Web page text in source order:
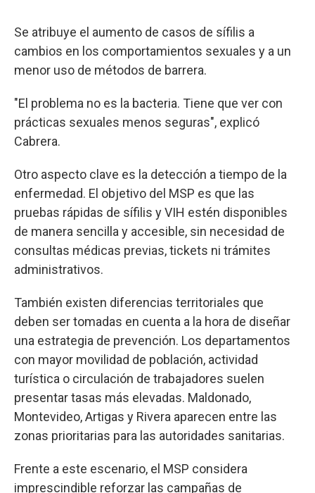
Se atribuye el aumento de casos de sífilis a
cambios en los comportamientos sexuales y a un
menor uso de métodos de barrera.
"El problema no es la bacteria. Tiene que ver con
prácticas sexuales menos seguras", explicó
Cabrera.
Otro aspecto clave es la detección a tiempo de la
enfermedad. El objetivo del MSP es que las
pruebas rápidas de sífilis y VIH estén disponibles
de manera sencilla y accesible, sin necesidad de
consultas médicas previas, tickets ni trámites
administrativos.
También existen diferencias territoriales que
deben ser tomadas en cuenta a la hora de diseñar
una estrategia de prevención. Los departamentos
con mayor movilidad de población, actividad
turística o circulación de trabajadores suelen
presentar tasas más elevadas. Maldonado,
Montevideo, Artigas y Rivera aparecen entre las
zonas prioritarias para las autoridades sanitarias.
Frente a este escenario, el MSP considera
imprescindible reforzar las campañas de